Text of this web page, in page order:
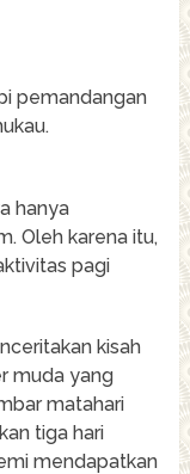
pemandangan
hanya
Oleh karena itu,
pagi
kisah
muda yang
matahari
tiga hari
mendapatkan